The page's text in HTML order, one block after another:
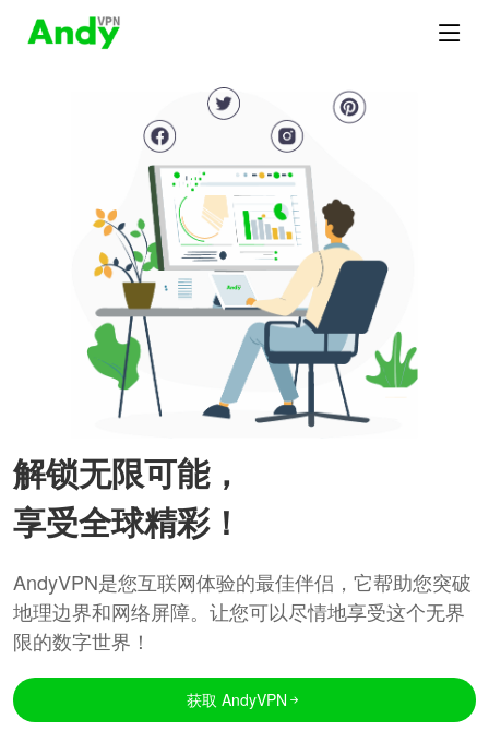
解锁无限可能，
享受全球精彩！
AndyVPN是您互联网体验的最佳伴侣，它帮助您突破
地理边界和网络屏障。让您可以尽情地享受这个无界
限的数字世界！
获取 AndyVPN